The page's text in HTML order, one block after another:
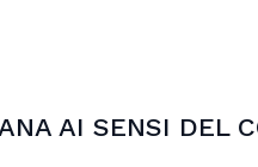
AI SENSI DEL